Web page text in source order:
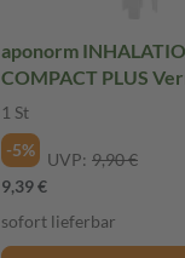
aponorm
COMPACT PLUS
1 St
1 St
-5%
UVP: 9,90 €
9,39 €
sofort lieferbar